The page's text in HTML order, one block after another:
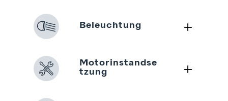
Beleuchtung L
Motorinstandse
tzung
L